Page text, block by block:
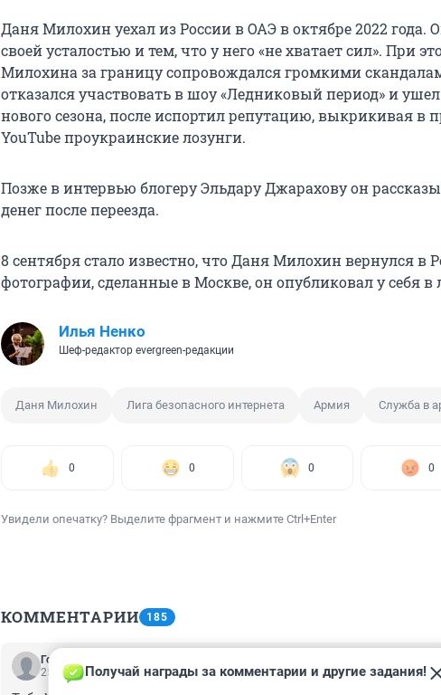
Даня Милохин уехал из России в ОАЭ в октябре 2022 года.
своей усталостью и тем, что у него «не хватает сил». При
Милохина за границу сопровождался громкими
отказался участвовать в шоу «Ледниковый период» и
нового сезона, после испортил репутацию, выкрикивая в
YouTube проукраинские лозунги.
Позже в интервью блогеру Эльдару Джарахову он
денег после переезда.
8 сентября стало известно, что Даня Милохин вернулся в
фотографии, сделанные в Москве, он опубликовал у себя в
Илья Ненко
Шеф-редактор evergreen-редакции
Даня Милохин Лига безопасного интернета Армия Служба в
0 0 0 0
Увидели опечатку? Выделите фрагмент и нажмите Ctrl+Enter
КОММЕНТАРИИ 185
Гость
25 сентября 2023, 18:15
Получай награды за комментарии и другие задания!